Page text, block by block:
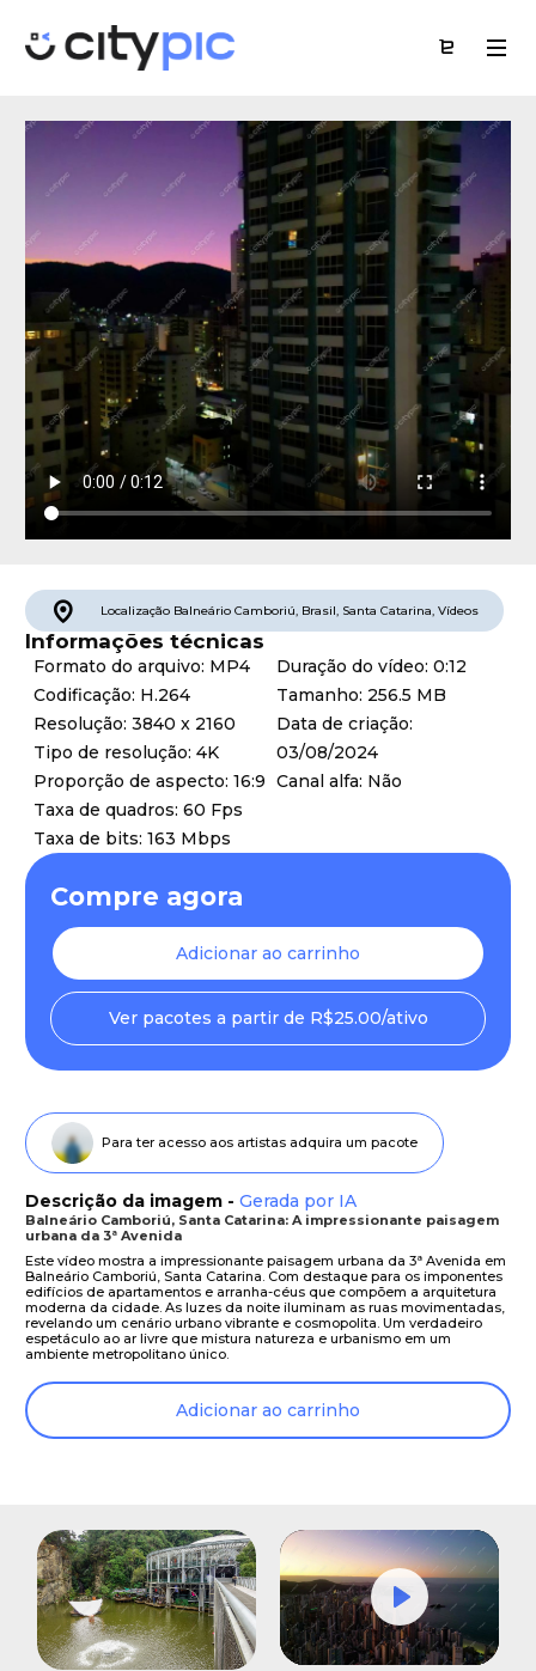
Localização Balneário Camboriú, Brasil, Santa Catarina, Vídeos
Informações técnicas
Formato do arquivo: MP4
Codificação: H.264
Resolução: 3840 x 2160
Tipo de resolução: 4K
Proporção de aspecto: 16:9
Taxa de quadros: 60 Fps
Taxa de bits: 163 Mbps
Duração do vídeo: 0:12
Tamanho: 256.5 MB
Data de criação:
03/08/2024
Canal alfa: Não
Compre agora
Adicionar ao carrinho
Ver pacotes a partir de R$25.00/ativo
Para ter acesso aos artistas adquira um pacote
Descrição da imagem - Gerada por IA
Balneário Camboriú, Santa Catarina: A impressionante paisagem
urbana da 3ª Avenida
Este vídeo mostra a impressionante paisagem urbana da 3ª Avenida em
Balneário Camboriú, Santa Catarina. Com destaque para os imponentes
edifícios de apartamentos e arranha-céus que compõem a arquitetura
moderna da cidade. As luzes da noite iluminam as ruas movimentadas,
revelando um cenário urbano vibrante e cosmopolita. Um verdadeiro
espetáculo ao ar livre que mistura natureza e urbanismo em um
ambiente metropolitano único.
Adicionar ao carrinho
Mute Settings
Play